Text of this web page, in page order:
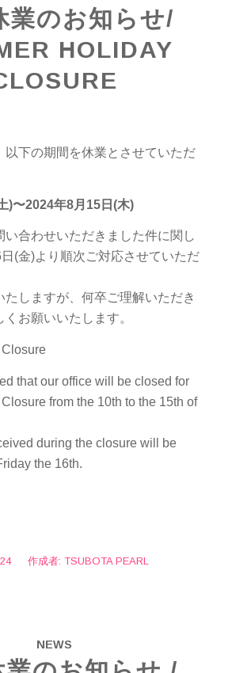
業のお知らせ/
HOLIDAY
以下の期間を休業とさせていただ
)〜2024年8月15日(木)
い合わせいただきました件に関し
(金)より順次ご対応させていただ
たしますが、何卒ご理解いただき
お願いいたします。
that our office will be closed for
from the 10th to the 15th of
during the closure will be
the 16th.
作成者: TSUBOTA PEARL
NEWS